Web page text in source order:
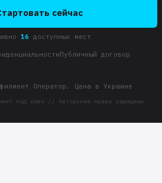
сейчас
16 доступных мест
Публичный договор
Оператор. Цена в Украине
под ключ // Авторские права защищены